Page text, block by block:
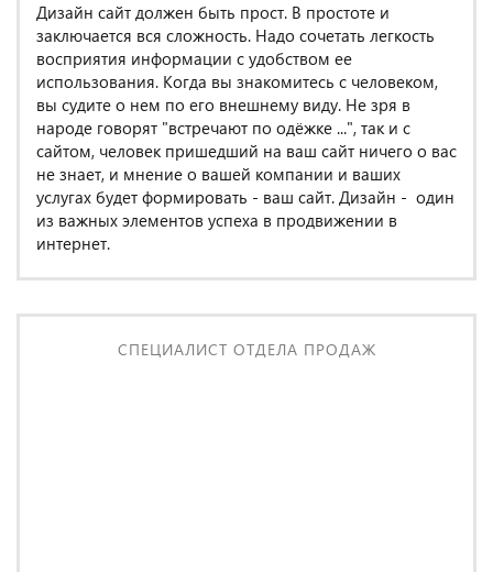
Дизайн сайт должен быть прост. В простоте и
заключается вся сложность. Надо сочетать легкость
восприятия информации с удобством ее
использования. Когда вы знакомитесь с человеком,
вы судите о нем по его внешнему виду. Не зря в
народе говорят "встречают по одёжке ...", так и с
сайтом, человек пришедший на ваш сайт ничего о вас
не знает, и мнение о вашей компании и ваших
услугах будет формировать - ваш сайт. Дизайн - один
из важных элементов успеха в продвижении в
интернет.
СПЕЦИАЛИСТ ОТДЕЛА ПРОДАЖ